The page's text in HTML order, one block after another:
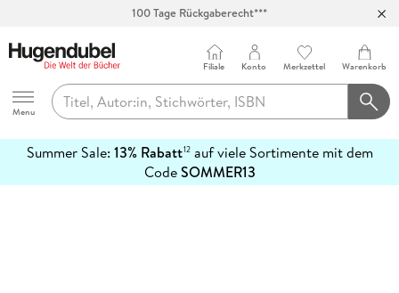
100 Tage Rückgaberecht***
Hugendubel
Menu
Filiale Konto Merkzettel Warenkorb
Summer Sale: 13% Rabatt12auf viele Sortimente mit dem
CodeSOMMER13
erfahren